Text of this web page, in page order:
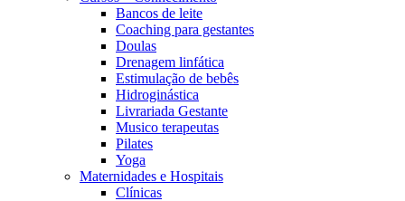
Bancos de leite
Coaching para gestantes
Doulas
Drenagem linfática
Estimulação de bebês
Hidroginástica
Livrariada Gestante
Musico terapeutas
Pilates
Yoga
Maternidades e Hospitais
Clínicas